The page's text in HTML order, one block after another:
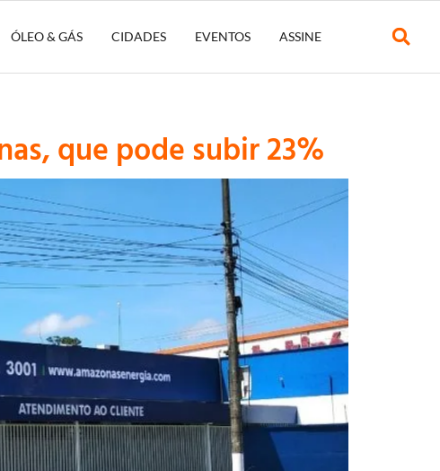
ÓLEO & GÁS CIDADES EVENTOS ASSINE
que pode subir 23%